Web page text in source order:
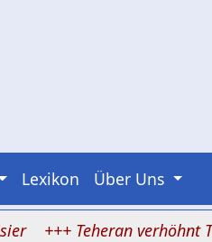
Lexikon Über Uns
+++ Teheran verhöhnt